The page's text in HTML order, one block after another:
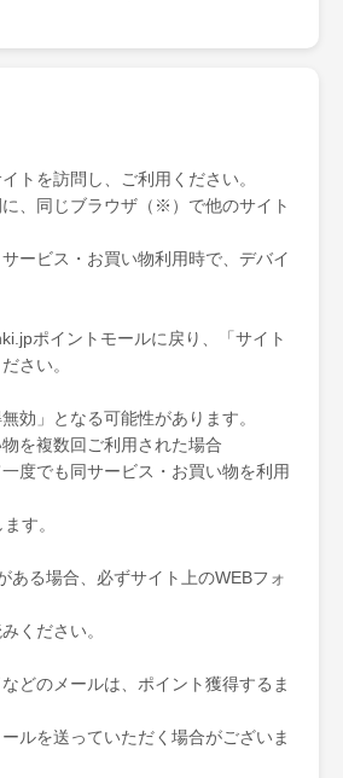
トを訪問し、ご利用ください。
、同じブラウザ（※）で他のサイト
ービス・お買い物利用時で、デバイ
ポイントモールに戻り、「サイト
さい。
効」となる可能性があります。
を複数回ご利用された場合
度でも同サービス・お買い物を利用
す。
ある場合、必ずサイト上のWEBフォ
ください。
どのメールは、ポイント獲得するま
ルを送っていただく場合がございま